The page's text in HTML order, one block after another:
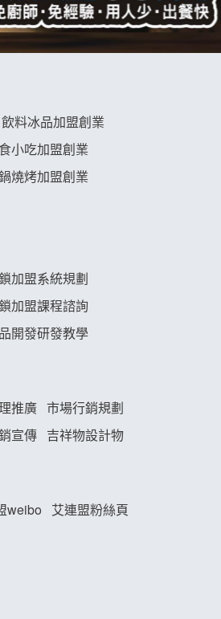
會
會
明會
說明會
明會
飲料冰品加盟創業
小吃加盟創業
燒烤加盟創業
加盟系統規劃
加盟課程諮詢
開發研發教學
推廣 市場行銷規劃
宣傳 吉祥物設計物
weibo
艾連盟粉絲頁